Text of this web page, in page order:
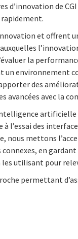
d’innovation de
et offrent
la
un environnement
des
avancées avec la
l’essai des
nous mettons
en
utilisant pour
permettant